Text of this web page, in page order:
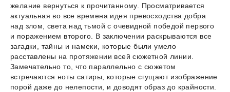
желание вернуться к прочитанному. Просматривается
актуальная во все времена идея превосходства добра
над злом, света над тьмой с очевидной победой первого
и поражением второго. В заключении раскрываются все
загадки, тайны и намеки, которые были умело
расставлены на протяжении всей сюжетной линии.
Замечательно то, что параллельно с сюжетом
встречаются ноты сатиры, которые сгущают изображение
порой даже до нелепости, и доводят образ до крайности.